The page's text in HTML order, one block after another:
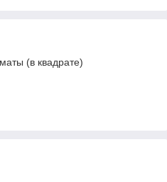
(в квадрате)